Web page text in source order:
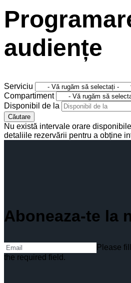
audiențe
Serviciu
Compartiment
Disponibil de la
Căutare
Nu există intervale orare
detaliile rezervării pentru a obține
Aboneaza-te la
Please fill
the required field.